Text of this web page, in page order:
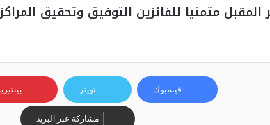
متمنيا للفائزين التوفيق وتحقيق
فيسبوك تويتر
مشاركة عبر البريد